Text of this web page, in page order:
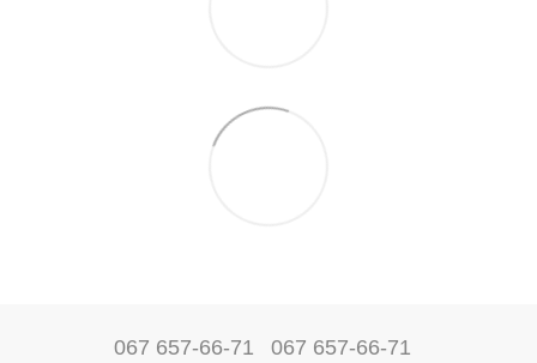
067 657-66-71 067 657-66-71